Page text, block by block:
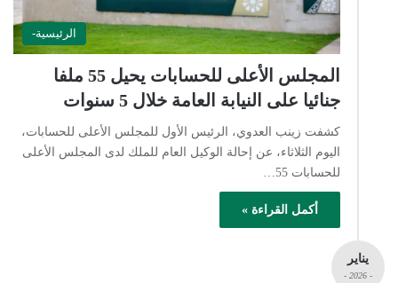
الرئيسية-
المجلس الأعلى للحسابات يحيل 55 ملفا
جنائيا على النيابة العامة خلال 5 سنوات
كشفت زينب العدوي، الرئيس الأول للمجلس الأعلى للحسابات،
اليوم الثلاثاء، عن إحالة الوكيل العام للملك لدى المجلس الأعلى
للحسابات 55…
أكمل القراءة »
يناير
- 2026 -